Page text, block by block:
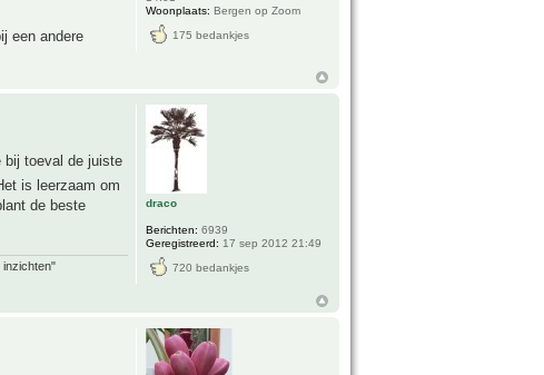
een andere
Woonplaats: Bergen op Zoom
175 bedankjes
bij toeval de juiste
is leerzaam om
de beste
inzichten"
draco
Berichten: 6939
Geregistreerd: 17 sep 2012 21:49
720 bedankjes